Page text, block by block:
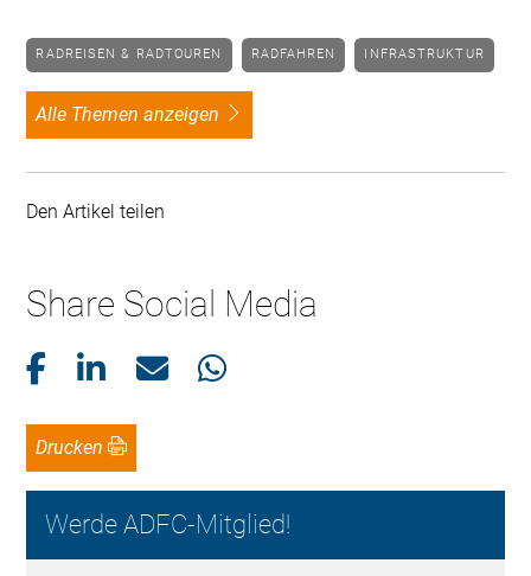
RADREISEN & RADTOUREN RADFAHREN INFRASTRUKTUR
alle Themen anzeigen
Den Artikel teilen
Share Social Media
Drucken
Werde ADFC-Mitglied!